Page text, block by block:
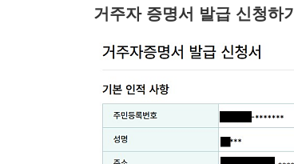
거주자 증명서 발급 신청하기